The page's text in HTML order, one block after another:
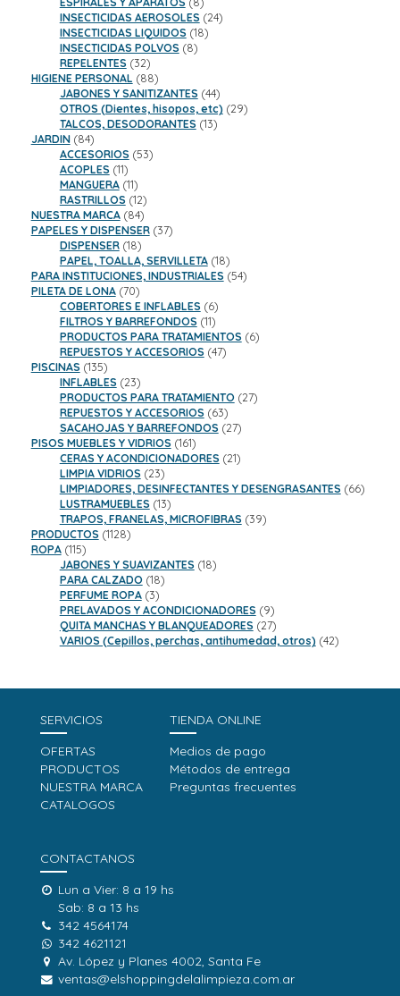
productos
INSECTICIDAS AEROSOLES 2424
INSECTICIDAS LIQUIDOS 1818
INSECTICIDAS POLVOS 88
REPELENTES 3232
productos
HIGIENE PERSONAL 8888
productos
JABONES Y SANITIZANTES 4444
productos
OTROS (Dientes, hisopos, etc) 2929
TALCOS, DESODORANTES 1313
JARDIN 8484
productos
ACCESORIOS 5353
ACOPLES 1111
productos
MANGUERA 1111
productos
RASTRILLOS 1212
productos
NUESTRA MARCA 8484
productos
PAPELES Y DISPENSER 3737
DISPENSER 1818
productos
PAPEL, TOALLA, SERVILLETA 1818
productos
PARA INSTITUCIONES, INDUSTRIALES 5454
PILETA DE LONA 7070
productos
COBERTORES E INFLABLES 66
productos
FILTROS Y BARREFONDOS 1111
productos
PRODUCTOS PARA TRATAMIENTOS 66
REPUESTOS Y ACCESORIOS 4747
PISCINAS 135135
productos
INFLABLES 2323
productos
PRODUCTOS PARA TRATAMIENTO 2727
REPUESTOS Y ACCESORIOS 6363
productos
SACAHOJAS Y BARREFONDOS 2727
PISOS MUEBLES Y VIDRIOS 161161
productos
CERAS Y ACONDICIONADORES 2121
LIMPIA VIDRIOS 2323
productos
LIMPIADORES, DESINFECTANTES Y DESENGRASANTES 6666
LUSTRAMUEBLES 1313
productos
TRAPOS, FRANELAS, MICROFIBRAS 3939
PRODUCTOS 11281128
ROPA 115115
productos
JABONES Y SUAVIZANTES 1818
PARA CALZADO 1818
PERFUME ROPA 33
productos
PRELAVADOS Y ACONDICIONADORES 99
productos
QUITA MANCHAS Y BLANQUEADORES 2727
productos
VARIOS (Cepillos, perchas, antihumedad, otros) 4242
SERVICIOS
OFERTAS
PRODUCTOS
NUESTRA MARCA
CATALOGOS
TIENDA ONLINE
Medios de pago
Métodos de entrega
Preguntas frecuentes
CONTACTANOS
Lun a Vier: 8 a 19 hs
Sab: 8 a 13 hs
342 4564174
342 4621121
Av. López y Planes 4002, Santa Fe
ventas@elshoppingdelalimpieza.com.ar